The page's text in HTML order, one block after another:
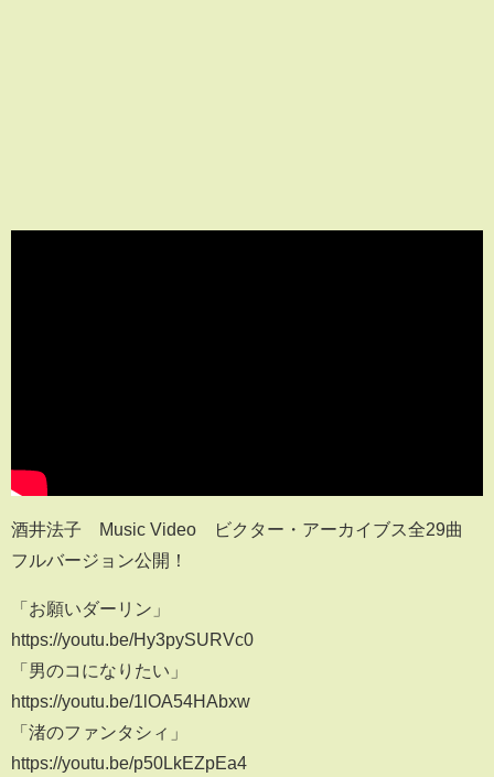
酒井法子 Music Video ビクター・アーカイブス全29曲
フルバージョン公開！
「お願いダーリン」
https://youtu.be/Hy3pySURVc0
「男のコになりたい」
https://youtu.be/1lOA54HAbxw
「渚のファンタシィ」
https://youtu.be/p50LkEZpEa4